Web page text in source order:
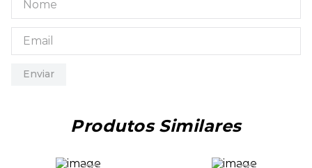
Enviar
Produtos Similares